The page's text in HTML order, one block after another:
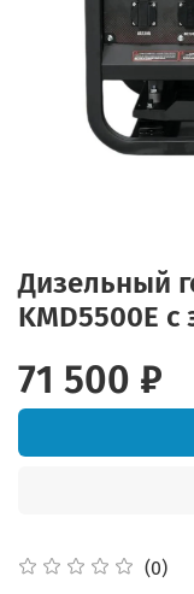
Дизельный
KMD5500E с
(0)
71 500 ₽